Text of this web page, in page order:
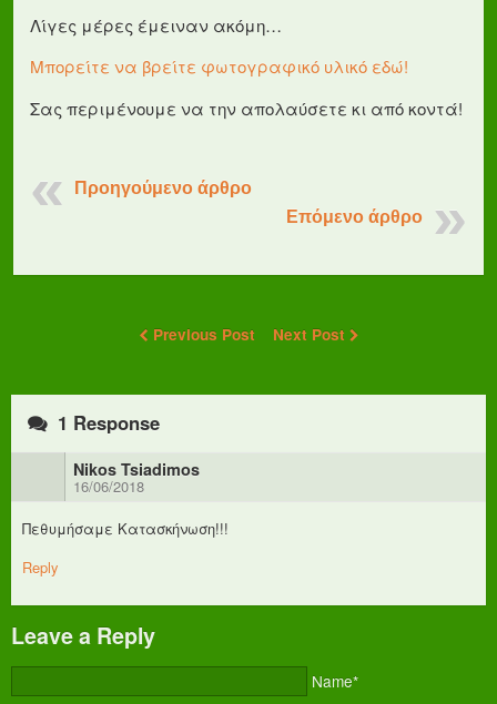
Λίγες μέρες έμειναν ακόμη…
Μπορείτε να βρείτε φωτογραφικό υλικό εδώ!
Σας περιμένουμε να την απολαύσετε κι από κοντά!
Προηγούμενο άρθρο
Επόμενο άρθρο
Previous Post Next Post
1 Response
Nikos Tsiadimos
16/06/2018
Πεθυμήσαμε Κατασκήνωση!!!
Reply
Leave a Reply
Name*